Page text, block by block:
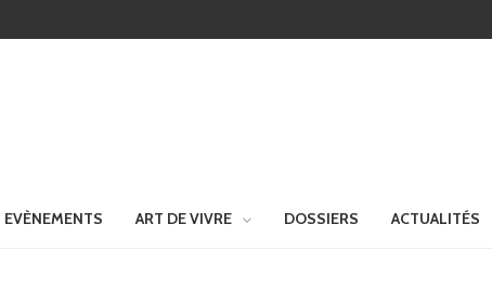
EVÈNEMENTS ART DE VIVRE DOSSIERS ACTUALITÉS